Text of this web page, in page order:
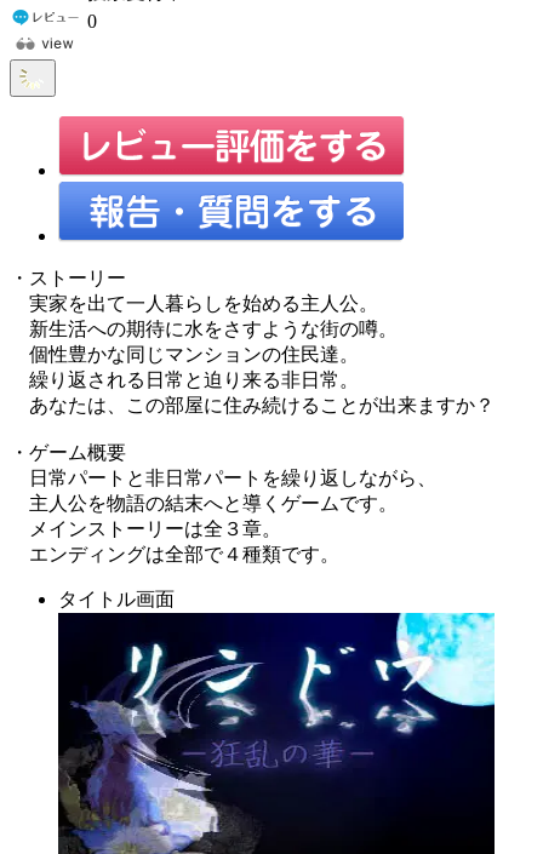
0
・ストーリー
実家を出て一人暮らしを始める主人公。
新生活への期待に水をさすような街の噂。
個性豊かな同じマンションの住民達。
繰り返される日常と迫り来る非日常。
あなたは、この部屋に住み続けることが出来ますか？
・ゲーム概要
日常パートと非日常パートを繰り返しながら、
主人公を物語の結末へと導くゲームです。
メインストーリーは全３章。
エンディングは全部で４種類です。
タイトル画面